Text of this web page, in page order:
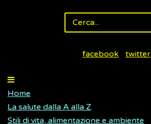
facebook twitter
Home
La salute dalla A alla Z
Stili di vita, alimentazione e ambiente